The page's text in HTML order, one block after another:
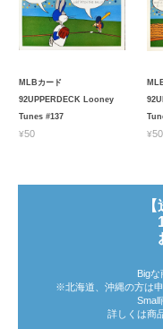
MLBカード
92UPPERDECK Looney
Tunes #137
¥50 ¥50
Bigな
※北海道、沖縄の方は
Small
詳しくは商